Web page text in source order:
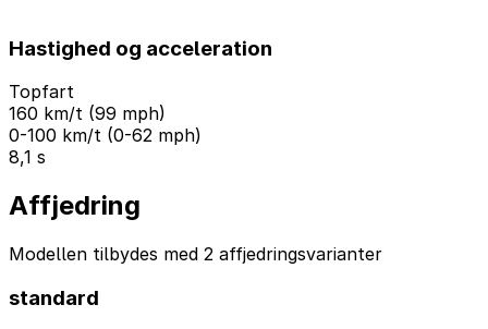
Hastighed og acceleration
Topfart
160 km/t (99 mph)
0-100 km/t (0-62 mph)
8,1 s
Affjedring
Modellen tilbydes med 2 affjedringsvarianter
standard